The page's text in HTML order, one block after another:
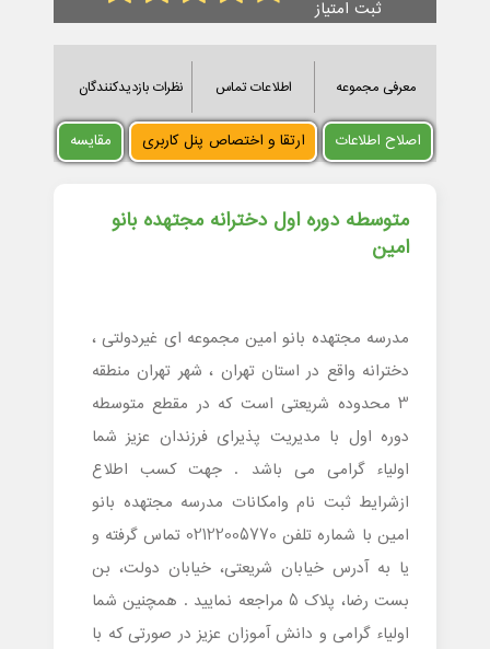
ثبت امتیاز
معرفی مجموعه اطلاعات تماس نظرات بازدیدکنندگان
اصلاح اطلاعات ارتقا و اختصاص پنل کاربری مقایسه
متوسطه دوره اول دخترانه مجتهده بانو
امین
مدرسه مجتهده بانو امین مجموعه ای غیردولتی ،
دخترانه واقع در استان تهران ، شهر تهران منطقه
3 محدوده شریعتی است که در مقطع متوسطه
دوره اول با مدیریت پذیرای فرزندان عزیز شما
اولیاء گرامی می باشد . جهت کسب اطلاع
ازشرایط ثبت نام وامکانات مدرسه مجتهده بانو
امین با شماره تلفن 02122005770 تماس گرفته و
یا به آدرس خیابان شریعتی، خیابان دولت، بن
بست رضا، پلاک 5 مراجعه نمایید . همچنین شما
اولیاء گرامی و دانش آموزان عزیز در صورتی که با